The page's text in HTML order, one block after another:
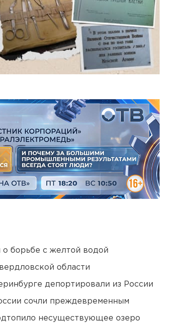
о борьбе с желтой водой
области
депортировали из России
сочли преждевременным
несуществующее озеро